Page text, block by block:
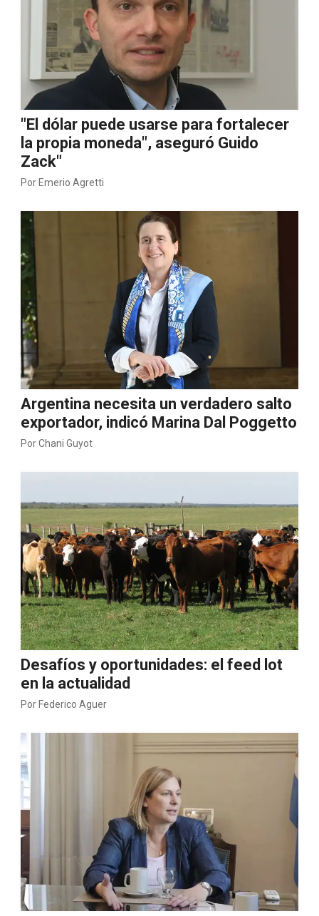
"El dólar puede usarse para fortalecer
la propia moneda", aseguró Guido
Zack"
Por Emerio Agretti
Argentina necesita un verdadero salto
exportador, indicó Marina Dal Poggetto
PorChani Guyot
Desafíos y oportunidades: el feed lot
en la actualidad
Por Federico Aguer